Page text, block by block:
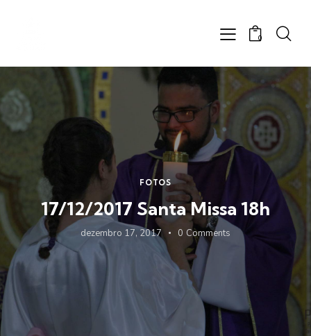
0
FOTOS
17/12/2017 Santa Missa 18h
dezembro 17, 2017 0 Comments